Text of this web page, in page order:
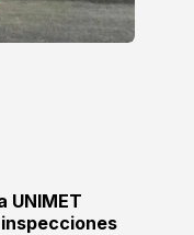
UNIMET